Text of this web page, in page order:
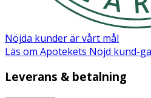
Nöjda kunder är vårt mål
Läs om Apotekets Nöjd kund-
Leverans & betalning